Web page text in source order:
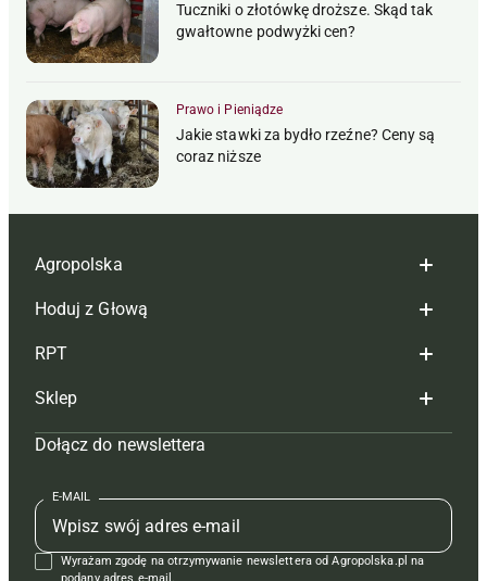
Tuczniki o złotówkę droższe. Skąd tak
gwałtowne podwyżki cen?
Prawo i Pieniądze
Jakie stawki za bydło rzeźne? Ceny są
coraz niższe
Agropolska
Redakcja
Reklama
Tagi
Mapa serwisu
Kontakt
Regulamin
Hoduj z Głową
Hoduj z głową bydło
Hoduj z głową świnie
Prenumerata
Redakcja
Kontakt
RPT
Redakcja
Prenumerata
Reklama
Kontakt
Sklep
Czasopisma i prenumerata
Książki
Regulamin
Dołącz do newslettera
E-MAIL
Wyrażam zgodę na otrzymywanie newslettera od Agropolska.pl na